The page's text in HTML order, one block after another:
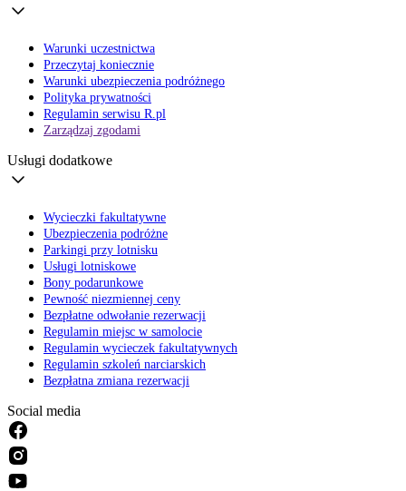
Warunki uczestnictwa
Przeczytaj koniecznie
Warunki ubezpieczenia podróżnego
Polityka prywatności
Regulamin serwisu R.pl
Zarządzaj zgodami
Usługi dodatkowe
Wycieczki fakultatywne
Ubezpieczenia podróżne
Parkingi przy lotnisku
Usługi lotniskowe
Bony podarunkowe
Pewność niezmiennej ceny
Bezpłatne odwołanie rezerwacji
Regulamin miejsc w samolocie
Regulamin wycieczek fakultatywnych
Regulamin szkoleń narciarskich
Bezpłatna zmiana rezerwacji
Social media